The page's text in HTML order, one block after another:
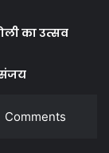
का उत्सव
संजय
Comments